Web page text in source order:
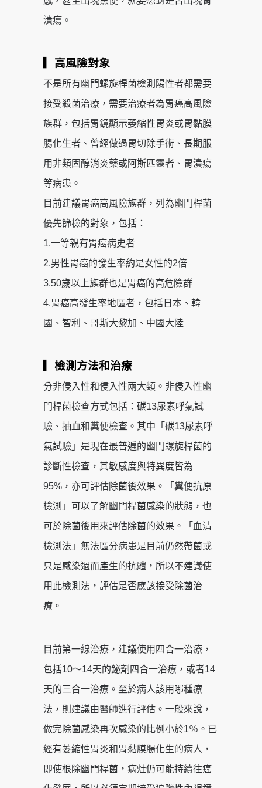
潰瘍。
▎高風險對象
不是所有幽門螺旋桿菌檢測陽性者都需要
接受殺菌治療，需要治療者為胃癌高風險
族群，包括胃鏡顯示萎縮性胃炎或胃黏膜
腸化生者、曾經做過胃切除手術、長期服
用非類固醇消炎藥或阿斯匹靈者、胃潰瘍
等病患。
目前建議胃癌高風險族群，列為幽門桿菌
優先篩檢的對象，包括：
1.一等親有胃癌病史者
2.男性胃癌的發生率約是女性的2倍
3.50歲以上族群也是胃癌的高危險群
4.胃癌高發生率地區者，包括日本、韓
國、智利、哥斯大黎加、中國大陸
▎檢測方法和治療
分非侵入性和侵入性兩大類。非侵入性幽
門桿菌檢查方式包括：碳13尿素呼氣試
驗、抽血和糞便檢查。其中「碳13尿素呼
氣試驗」是現在最普遍的幽門螺旋桿菌的
診斷性檢查，其敏感度與特異度皆為
95%，亦可評估除菌後效果。「糞便抗原
檢測」可以了解幽門桿菌感染的狀態，也
可於除菌後用來評估除菌的效果。「血清
檢測法」無法區分病患是目前仍然帶菌或
只是感染過而產生的抗體，所以不建議使
用此檢測法，評估是否應該接受除菌治
療。
目前第一線治療，建議使用四合一治療，
包括10～14天的鉍劑四合一治療，或者14
天的三合一治療。至於病人該用哪種療
法，則建議由醫師進行評估。一般來說，
做完除菌感染再次感染的比例小於1％。已
經有萎縮性胃炎和胃黏膜腸化生的病人，
即使根除幽門桿菌，病灶仍可能持續往癌